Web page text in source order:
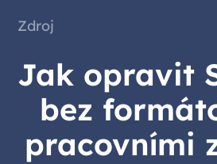
Zdroj
Jak opravit
bez
pracovními